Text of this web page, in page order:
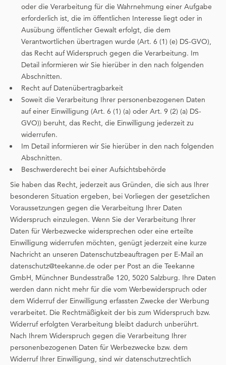
oder die Verarbeitung für die Wahrnehmung einer Aufgabe
erforderlich ist, die im öffentlichen Interesse liegt oder in
Ausübung öffentlicher Gewalt erfolgt, die dem
Verantwortlichen übertragen wurde (Art. 6 (1) (e) DS-GVO),
das Recht auf Widerspruch gegen die Verarbeitung. Im
Detail informieren wir Sie hierüber in den nach folgenden
Abschnitten.
Recht auf Datenübertragbarkeit
Soweit die Verarbeitung Ihrer personenbezogenen Daten
auf einer Einwilligung (Art. 6 (1) (a) oder Art. 9 (2) (a) DS-
GVO)) beruht, das Recht, die Einwilligung jederzeit zu
widerrufen.
Im Detail informieren wir Sie hierüber in den nach folgenden
Abschnitten.
Beschwerderecht bei einer Aufsichtsbehörde
Sie haben das Recht, jederzeit aus Gründen, die sich aus Ihrer
besonderen Situation ergeben, bei Vorliegen der gesetzlichen
Voraussetzungen gegen die Verarbeitung Ihrer Daten
Widerspruch einzulegen. Wenn Sie der Verarbeitung Ihrer
Daten für Werbezwecke widersprechen oder eine erteilte
Einwilligung widerrufen möchten, genügt jederzeit eine kurze
Nachricht an unseren Datenschutzbeauftragen per E-Mail an
datenschutz@teekanne.de oder per Post an die Teekanne
GmbH, Münchner Bundesstraße 120, 5020 Salzburg. Ihre Daten
werden dann nicht mehr für die vom Werbewiderspruch oder
dem Widerruf der Einwilligung erfassten Zwecke der Werbung
verarbeitet. Die Rechtmäßigkeit der bis zum Widerspruch bzw.
Widerruf erfolgten Verarbeitung bleibt dadurch unberührt.
Nach Ihrem Widerspruch gegen die Verarbeitung Ihrer
personenbezogenen Daten für Werbezwecke bzw. dem
Widerruf Ihrer Einwilligung, sind wir datenschutzrechtlich